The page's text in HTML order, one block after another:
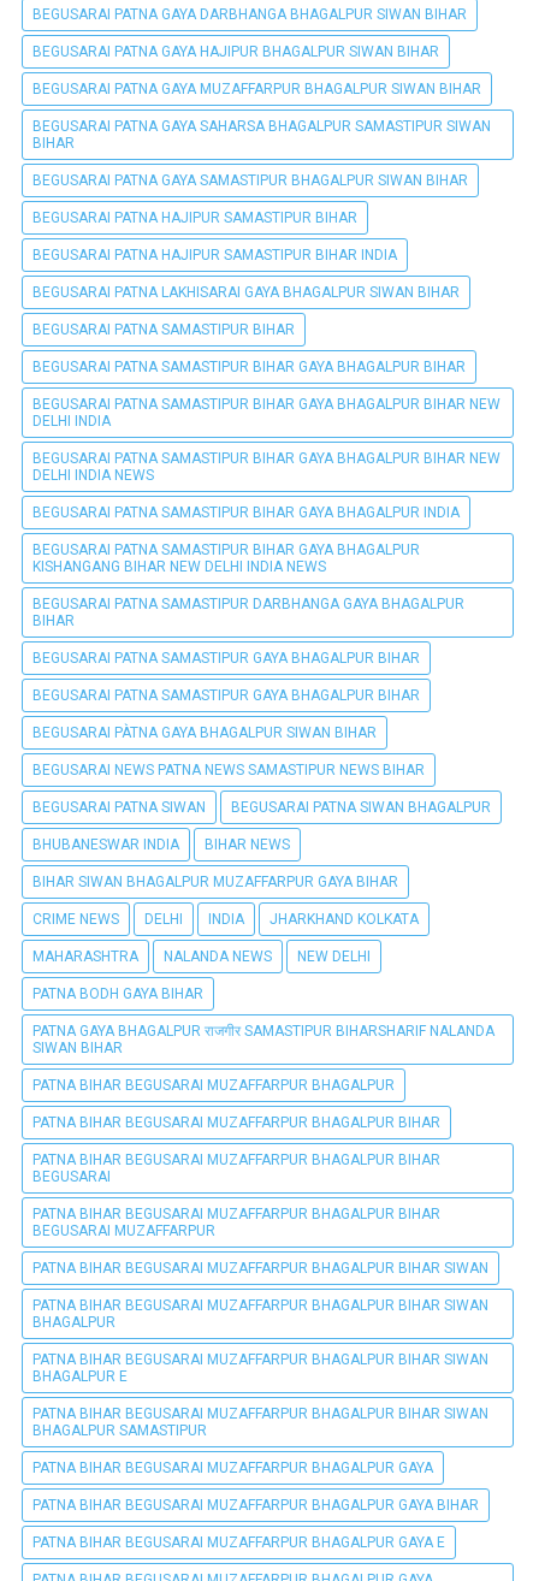
BEGUSARAI PATNA GAYA DARBHANGA BHAGALPUR SIWAN BIHAR
BEGUSARAI PATNA GAYA HAJIPUR BHAGALPUR SIWAN BIHAR
BEGUSARAI PATNA GAYA MUZAFFARPUR BHAGALPUR SIWAN BIHAR
BEGUSARAI PATNA GAYA SAHARSA BHAGALPUR SAMASTIPUR SIWAN
BIHAR
BEGUSARAI PATNA GAYA SAMASTIPUR BHAGALPUR SIWAN BIHAR
BEGUSARAI PATNA HAJIPUR SAMASTIPUR BIHAR
BEGUSARAI PATNA HAJIPUR SAMASTIPUR BIHAR INDIA
BEGUSARAI PATNA LAKHISARAI GAYA BHAGALPUR SIWAN BIHAR
BEGUSARAI PATNA SAMASTIPUR BIHAR
BEGUSARAI PATNA SAMASTIPUR BIHAR GAYA BHAGALPUR BIHAR
BEGUSARAI PATNA SAMASTIPUR BIHAR GAYA BHAGALPUR BIHAR NEW
DELHI INDIA
BEGUSARAI PATNA SAMASTIPUR BIHAR GAYA BHAGALPUR BIHAR NEW
DELHI INDIA NEWS
BEGUSARAI PATNA SAMASTIPUR BIHAR GAYA BHAGALPUR INDIA
BEGUSARAI PATNA SAMASTIPUR BIHAR GAYA BHAGALPUR
KISHANGANG BIHAR NEW DELHI INDIA NEWS
BEGUSARAI PATNA SAMASTIPUR DARBHANGA GAYA BHAGALPUR
BIHAR
BEGUSARAI PATNA SAMASTIPUR GAYA BHAGALPUR BIHAR
BEGUSARAI PATNA SAMASTIPUR GAYA BHAGALPUR BIHAR
BEGUSARAI PÀTNA GAYA BHAGALPUR SIWAN BIHAR
BEGUSARAI NEWS PATNA NEWS SAMASTIPUR NEWS BIHAR
BEGUSARAI PATNA SIWAN BEGUSARAI PATNA SIWAN BHAGALPUR
BHUBANESWAR INDIA BIHAR NEWS
BIHAR SIWAN BHAGALPUR MUZAFFARPUR GAYA BIHAR
CRIME NEWS DELHI INDIA JHARKHAND KOLKATA
MAHARASHTRA NALANDA NEWS NEW DELHI
PATNA BODH GAYA BIHAR
PATNA GAYA BHAGALPUR राजगीर SAMASTIPUR BIHARSHARIF NALANDA
SIWAN BIHAR
PATNA BIHAR BEGUSARAI MUZAFFARPUR BHAGALPUR
PATNA BIHAR BEGUSARAI MUZAFFARPUR BHAGALPUR BIHAR
PATNA BIHAR BEGUSARAI MUZAFFARPUR BHAGALPUR BIHAR
BEGUSARAI
PATNA BIHAR BEGUSARAI MUZAFFARPUR BHAGALPUR BIHAR
BEGUSARAI MUZAFFARPUR
PATNA BIHAR BEGUSARAI MUZAFFARPUR BHAGALPUR BIHAR SIWAN
PATNA BIHAR BEGUSARAI MUZAFFARPUR BHAGALPUR BIHAR SIWAN
BHAGALPUR
PATNA BIHAR BEGUSARAI MUZAFFARPUR BHAGALPUR BIHAR SIWAN
BHAGALPUR E
PATNA BIHAR BEGUSARAI MUZAFFARPUR BHAGALPUR BIHAR SIWAN
BHAGALPUR SAMASTIPUR
PATNA BIHAR BEGUSARAI MUZAFFARPUR BHAGALPUR GAYA
PATNA BIHAR BEGUSARAI MUZAFFARPUR BHAGALPUR GAYA BIHAR
PATNA BIHAR BEGUSARAI MUZAFFARPUR BHAGALPUR GAYA E